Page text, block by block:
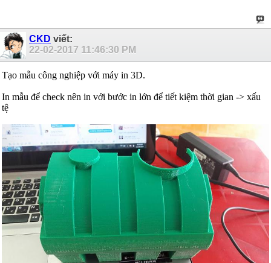
CKD viết:
22-02-2017 11:46:30 PM
Tạo mẫu công nghiệp với máy in 3D.
In mẫu để check nên in với bước in lớn để tiết kiệm thời gian -> xấu
tệ